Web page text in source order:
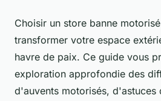
Choisir un store banne
transformer votre espace
havre de paix. Ce guide vous
exploration approfondie des
d'auvents motorisés, d'astuces